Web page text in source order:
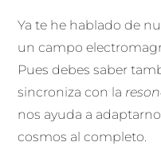
Ya te he hablado de
un campo
Pues debes saber
sincroniza con la
nos ayuda a
cosmos al completo.